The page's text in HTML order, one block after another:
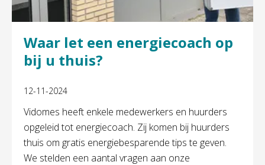
Waar let een energiecoach op
bij u thuis?
12-11-2024
Vidomes heeft enkele medewerkers en huurders
opgeleid tot energiecoach. Zij komen bij huurders
thuis om gratis energiebesparende tips te geven.
We stelden een aantal vragen aan onze